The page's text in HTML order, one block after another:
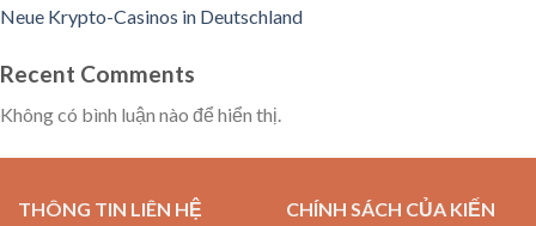
Neue Krypto-Casinos in Deutschland
Recent Comments
Không có bình luận nào để hiển thị.
THÔNG TIN LIÊN HỆ
CHÍNH SÁCH CỦA KIẾN